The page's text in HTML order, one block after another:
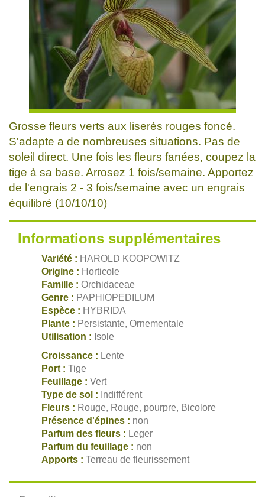
Grosse fleurs verts aux liserés rouges foncé.
S'adapte a de nombreuses situations. Pas de
soleil direct. Une fois les fleurs fanées, coupez la
tige à sa base. Arrosez 1 fois/semaine. Apportez
de l'engrais 2 - 3 fois/semaine avec un engrais
équilibré (10/10/10)
Informations supplémentaires
Variété : HAROLD KOOPOWITZ
Origine : Horticole
Famille : Orchidaceae
Genre : PAPHIOPEDILUM
Espèce : HYBRIDA
Plante : Persistante, Ornementale
Utilisation : Isole
Croissance : Lente
Port : Tige
Feuillage : Vert
Type de sol : Indifférent
Fleurs : Rouge, Rouge, pourpre, Bicolore
Présence d'épines : non
Parfum des fleurs : Leger
Parfum du feuillage : non
Apports : Terreau de fleurissement